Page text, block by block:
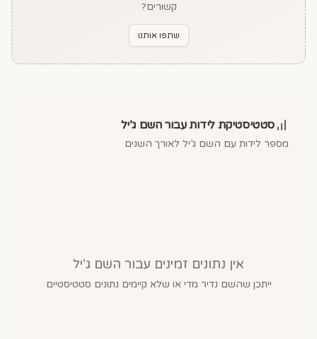
קשורים?
שתפו אותנו
סטטיסטיקת לידות עבור השם ג’יל
מספר לידות עם השם ג’יל לאורך השנים
אין נתונים זמינים עבור השם ג’יל
ייתכן שהשם נדיר מדי או שלא קיימים נתונים סטטיסטיים